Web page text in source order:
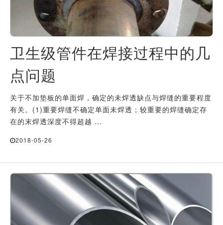
卫生级管件在焊接过程中的几
点问题
关于不加垫板的单面焊，确定的未焊透缺点与焊缝的重要程度
有关。(1)重要焊缝不确定单面未焊透；较重要的焊缝确定存
在的末焊透深度不得超越 ...
2018-05-26